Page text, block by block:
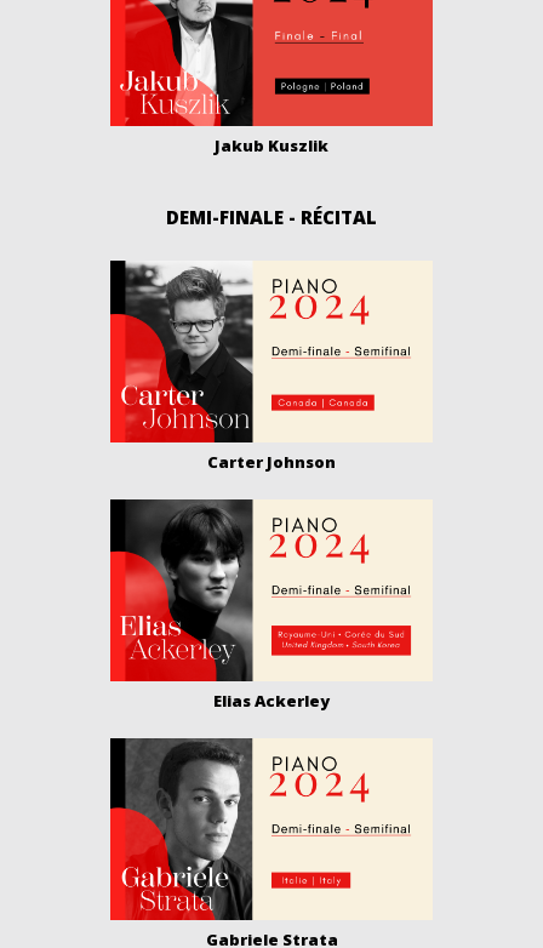
Jakub Kuszlik
DEMI-FINALE - RÉCITAL
Carter Johnson
Elias Ackerley
Gabriele Strata